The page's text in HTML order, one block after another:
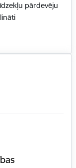
pārdevēju